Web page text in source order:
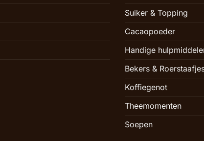
Suiker & Topping
Cacaopoeder
Handige
Bekers &
Koffiegenot
Theemomenten
Soepen